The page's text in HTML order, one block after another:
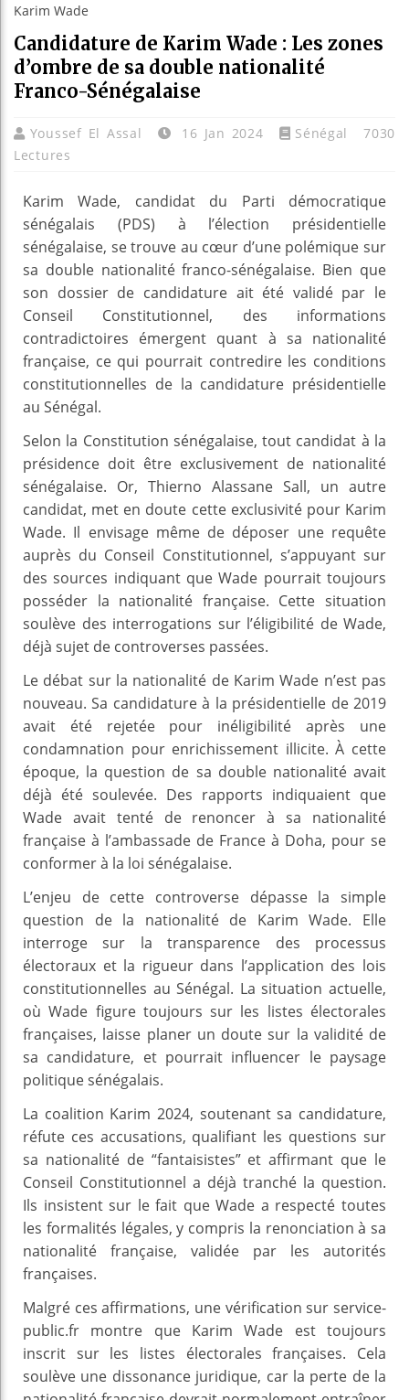
Karim Wade
Candidature de Karim Wade : Les zones
d’ombre de sa double nationalité
Franco-Sénégalaise
Youssef El Assal 16 Jan 2024 Sénégal
7030
Lectures
Karim Wade, candidat du Parti démocratique
sénégalais (PDS) à l’élection présidentielle
sénégalaise, se trouve au cœur d’une polémique sur
sa double nationalité franco-sénégalaise. Bien que
son dossier de candidature ait été validé par le
Conseil Constitutionnel, des informations
contradictoires émergent quant à sa nationalité
française, ce qui pourrait contredire les conditions
constitutionnelles de la candidature présidentielle
au Sénégal.
Selon la Constitution sénégalaise, tout candidat à la
présidence doit être exclusivement de nationalité
sénégalaise. Or, Thierno Alassane Sall, un autre
candidat, met en doute cette exclusivité pour Karim
Wade. Il envisage même de déposer une requête
auprès du Conseil Constitutionnel, s’appuyant sur
des sources indiquant que Wade pourrait toujours
posséder la nationalité française. Cette situation
soulève des interrogations sur l’éligibilité de Wade,
déjà sujet de controverses passées.
Le débat sur la nationalité de Karim Wade n’est pas
nouveau. Sa candidature à la présidentielle de 2019
avait été rejetée pour inéligibilité après une
condamnation pour enrichissement illicite. À cette
époque, la question de sa double nationalité avait
déjà été soulevée. Des rapports indiquaient que
Wade avait tenté de renoncer à sa nationalité
française à l’ambassade de France à Doha, pour se
conformer à la loi sénégalaise.
L’enjeu de cette controverse dépasse la simple
question de la nationalité de Karim Wade. Elle
interroge sur la transparence des processus
électoraux et la rigueur dans l’application des lois
constitutionnelles au Sénégal. La situation actuelle,
où Wade figure toujours sur les listes électorales
françaises, laisse planer un doute sur la validité de
sa candidature, et pourrait influencer le paysage
politique sénégalais.
La coalition Karim 2024, soutenant sa candidature,
réfute ces accusations, qualifiant les questions sur
sa nationalité de “fantaisistes” et affirmant que le
Conseil Constitutionnel a déjà tranché la question.
Ils insistent sur le fait que Wade a respecté toutes
les formalités légales, y compris la renonciation à sa
nationalité française, validée par les autorités
françaises.
Malgré ces affirmations, une vérification sur service-
public.fr montre que Karim Wade est toujours
inscrit sur les listes électorales françaises. Cela
soulève une dissonance juridique, car la perte de la